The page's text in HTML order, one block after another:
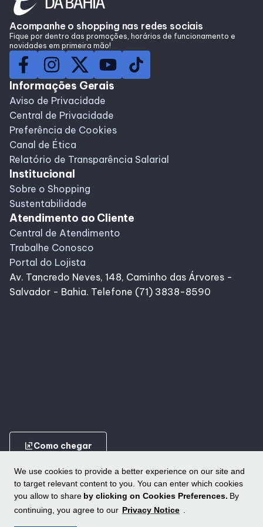
We use cookies to provide a better experience on our site and
to target relevant content to you. You can enter which cookies
you allow to share by clicking on Cookies Preferences. By
continuing, you agree to our Privacy Notice .
Acompanhe o shopping nas redes sociais
Fique por dentro das promoções, horários de funcionamento e
novidades em primeira mão!
Informações Gerais
Aviso de Privacidade
Central de Privacidade
Preferência de Cookies
Canal de Ética
Relatório de Transparência Salarial
Institucional
Sobre o Shopping
Sustentabilidade
Atendimento ao Cliente
Central de Atendimento
Trabalhe Conosco
Portal do Lojista
Av. Tancredo Neves, 148, Caminho das Árvores -
Salvador - Bahia. Telefone (71) 3838-8590
ungroupComo chegar